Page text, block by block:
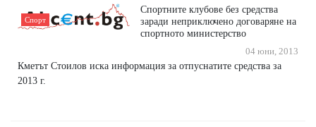
Спорт
Спортните клубове без средства
заради неприключено договаряне на
спортното министерство
04 юни, 2013
Кметът Стоилов иска информация за отпуснатите средства за
2013 г.